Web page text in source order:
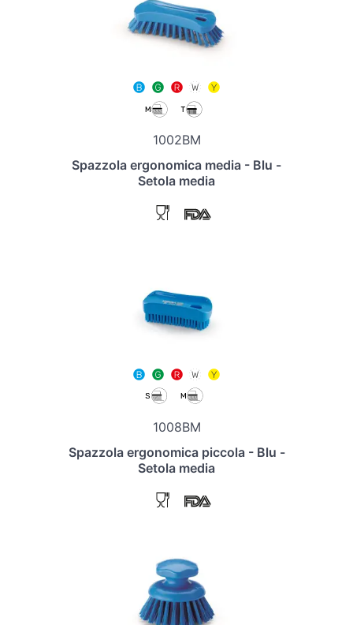
1002BM
Spazzola ergonomica media - Blu -
Setola media
1008BM
Spazzola ergonomica piccola - Blu -
Setola media